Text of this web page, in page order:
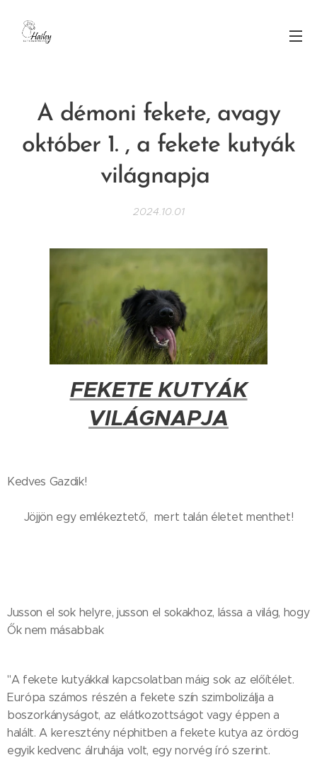
A démoni fekete, avagy
október 1. , a fekete kutyák
világnapja
2024.10.01
FEKETE KUTYÁK
VILÁGNAPJA
Kedves Gazdik!
Jöjjön egy emlékeztető, mert talán életet menthet!
Jusson el sok helyre, jusson el sokakhoz, lássa a világ, hogy
Ők nem másabbak🖤🙏
"A fekete kutyákkal kapcsolatban máig sok az előítélet.
Európa számos részén a fekete szín szimbolizálja a
boszorkányságot, az elátkozottságot vagy éppen a
halált. A keresztény néphitben a fekete kutya az ördög
egyik kedvenc álruhája volt, egy norvég író szerint.